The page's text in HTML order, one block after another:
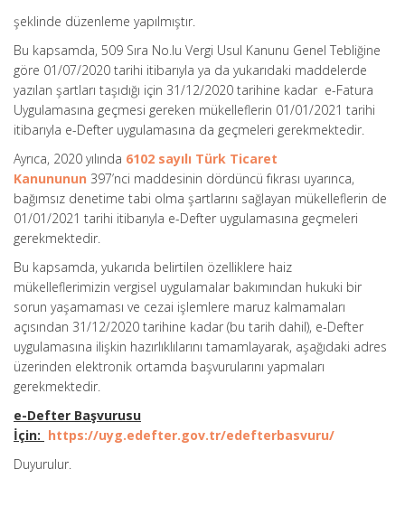
şeklinde düzenleme yapılmıştır.
Bu kapsamda, 509 Sıra No.lu Vergi Usul Kanunu Genel Tebliğine
göre 01/07/2020 tarihi itibarıyla ya da yukarıdaki maddelerde
yazılan şartları taşıdığı için 31/12/2020 tarihine kadar e-Fatura
Uygulamasına geçmesi gereken mükelleflerin 01/01/2021 tarihi
itibarıyla e-Defter uygulamasına da geçmeleri gerekmektedir.
Ayrıca, 2020 yılında 6102 sayılı Türk Ticaret
Kanununun 397’nci maddesinin dördüncü fıkrası uyarınca,
bağımsız denetime tabi olma şartlarını sağlayan mükelleflerin de
01/01/2021 tarihi itibarıyla e-Defter uygulamasına geçmeleri
gerekmektedir.
Bu kapsamda, yukarıda belirtilen özelliklere haiz
mükelleflerimizin vergisel uygulamalar bakımından hukuki bir
sorun yaşamaması ve cezai işlemlere maruz kalmamaları
açısından 31/12/2020 tarihine kadar (bu tarih dahil), e-Defter
uygulamasına ilişkin hazırlıklılarını tamamlayarak, aşağıdaki adres
üzerinden elektronik ortamda başvurularını yapmaları
gerekmektedir.
e-Defter Başvurusu
İçin: https://uyg.edefter.gov.tr/edefterbasvuru/
Duyurulur.